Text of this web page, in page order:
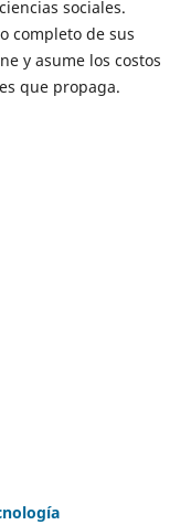
sociales.
completo de sus
y asume los costos
que propaga.